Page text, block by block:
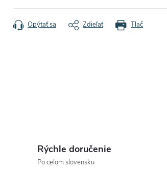
Tlač
Opýtať sa Zdieľať
Rýchle doručenie
Po celom slovensku